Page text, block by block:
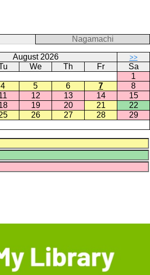
Nagamachi
August 2026 >>
We Th Fr
Sa
1
4 5 6 7
8
12 13 14
15
19 20 21
22
26 27 28
29